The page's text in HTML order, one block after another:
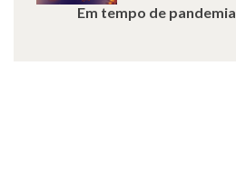
Em tempo de pandemia